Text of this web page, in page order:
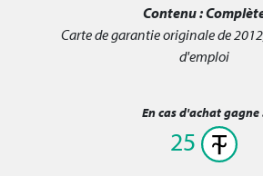
Contenu :
Carte de garantie originale de
d'emploi
En cas d'achat gagne
25